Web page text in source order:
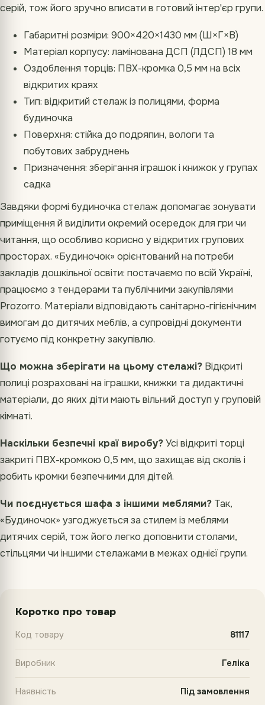
серій, тож його зручно вписати в готовий інтер'єр групи.
Габаритні розміри: 900×420×1430 мм (Ш×Г×В)
Матеріал корпусу: ламінована ДСП (ЛДСП) 18 мм
Оздоблення торців: ПВХ-кромка 0,5 мм на всіх
відкритих краях
Тип: відкритий стелаж із полицями, форма
будиночка
Поверхня: стійка до подряпин, вологи та
побутових забруднень
Призначення: зберігання іграшок і книжок у групах
садка
Завдяки формі будиночка стелаж допомагає зонувати
приміщення й виділити окремий осередок для гри чи
читання, що особливо корисно у відкритих групових
просторах. «Будиночок» орієнтований на потреби
закладів дошкільної освіти: постачаємо по всій Україні,
працюємо з тендерами та публічними закупівлями
Prozorro. Матеріали відповідають санітарно-гігієнічним
вимогам до дитячих меблів, а супровідні документи
готуємо під конкретну закупівлю.
Що можна зберігати на цьому стелажі? Відкриті
полиці розраховані на іграшки, книжки та дидактичні
матеріали, до яких діти мають вільний доступ у груповій
кімнаті.
Наскільки безпечні краї виробу?Усі відкриті торці
закриті ПВХ-кромкою 0,5 мм, що захищає від сколів і
робить кромки безпечними для дітей.
Чи поєднується шафа з іншими меблями? Так,
«Будиночок» узгоджується за стилем із меблями
дитячих серій, тож його легко доповнити столами,
стільцями чи іншими стелажами в межах однієї групи.
Коротко про товар
Код товару 81117
Виробник Геліка
Наявність Під замовлення